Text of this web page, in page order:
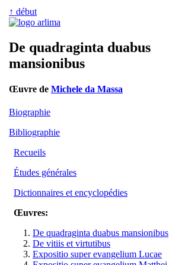
↑ début
De quadraginta duabus
mansionibus
Œuvre de Michele da Massa
Biographie
Bibliographie
Recueils
Études générales
Dictionnaires et encyclopédies
Œuvres:
De quadraginta duabus mansionibus
De vitiis et virtutibus
Expositio super evangelium Lucae